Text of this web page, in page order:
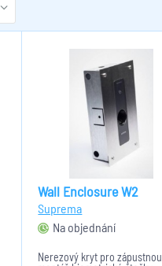
Wall Enclosure W2
Suprema
Na objednání
Nerezový kryt pro zápustnou